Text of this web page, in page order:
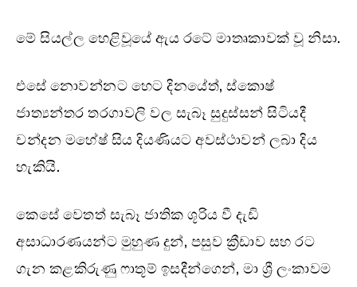
මේ සියල්ල හෙළිවූයේ ඇය රටේ මාතෘකාවක් වූ නිසා.
එසේ නොවන්නට හෙට දිනයේත්, ස්කොෂ්
ජාත්‍යන්තර තරගාවලි වල සැබෑ සුදුස්සන් සිටියදී
චන්දන මහේෂ් සිය දියණියට අවස්ථාවන් ලබා දිය
හැකියි.
කෙසේ වෙතත් සැබෑ ජාතික ශූරිය වී දැඩි
අසාධාරණයන්ට මුහුණ දුන්, පසුව ක්‍රීඩාව සහ රට
ගැන කළකිරුණු ෆාතූම් ඉසදීන්ගෙන්, මා ශ්‍රී ලංකාවම